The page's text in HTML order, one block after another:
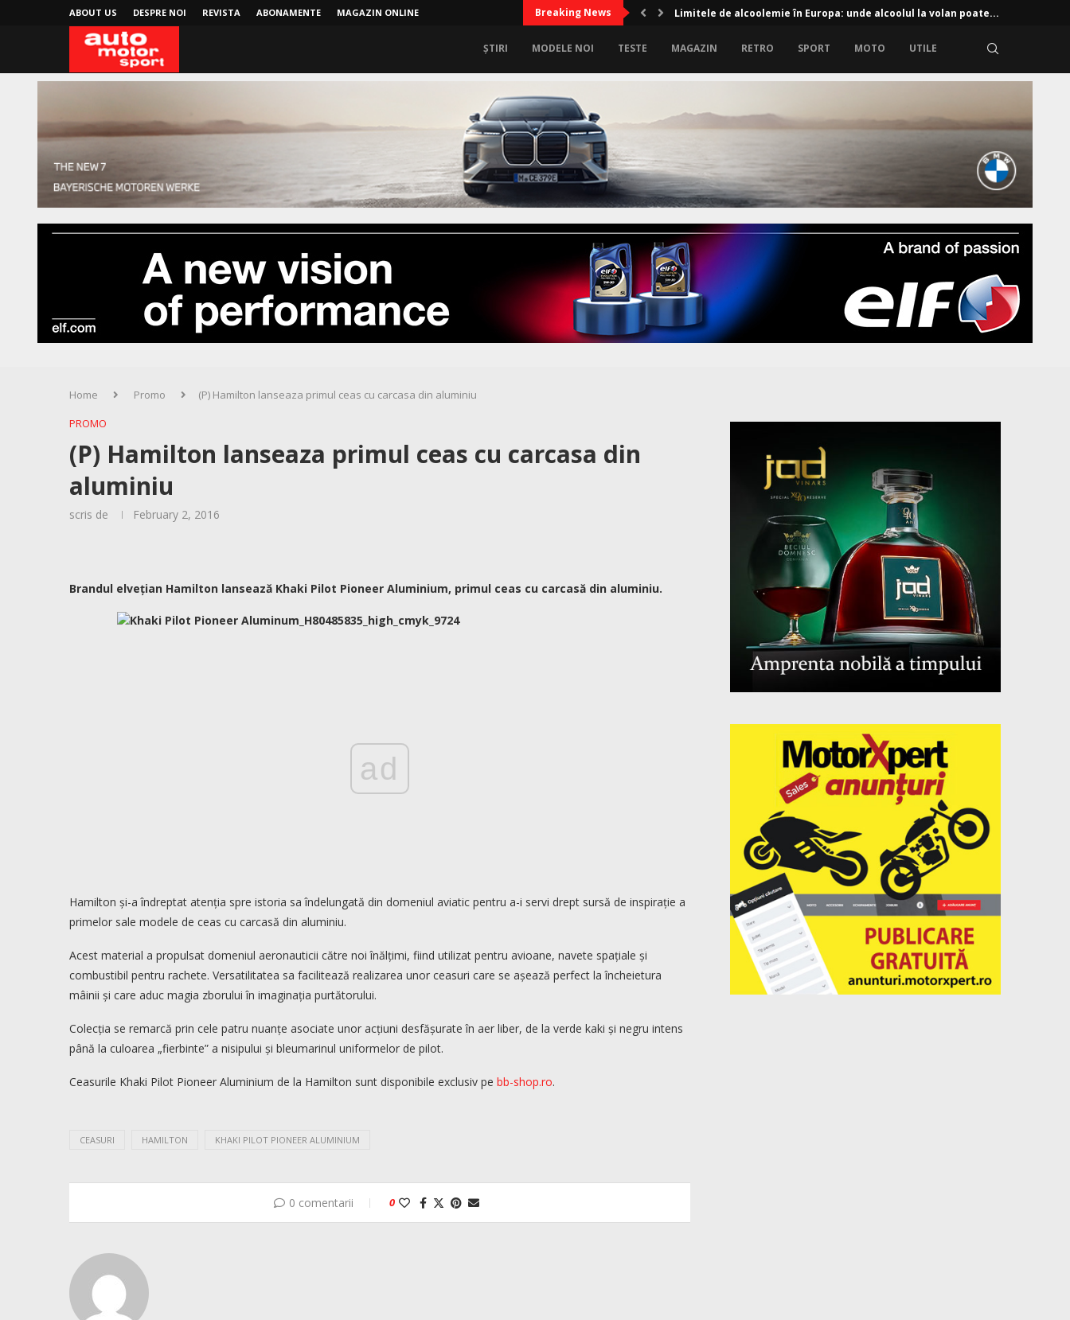
ABOUT US DESPRE NOI REVISTA ABONAMENTE MAGAZIN ONLINE Breaking News Limitele de alcoolemie în Europa: unde alcoolul la volan poate...
ȘTIRI MODELE NOI TESTE MAGAZIN RETRO SPORT MOTO UTILE
Home Promo
(P) Hamilton lanseaza primul ceas cu carcasa din aluminiu
PROMO
(P) Hamilton lanseaza primul ceas cu carcasa din
aluminiu
scris de February 2, 2016
Brandul elvețian Hamilton lansează Khaki Pilot Pioneer Aluminium, primul ceas cu carcasă din aluminiu.
ad
Hamilton și-a îndreptat atenția spre istoria sa îndelungată din domeniul aviatic pentru a-i servi drept sursă de inspirație a
primelor sale modele de ceas cu carcasă din aluminiu.
Acest material a propulsat domeniul aeronauticii către noi înălțimi, fiind utilizat pentru avioane, navete spațiale și
combustibil pentru rachete. Versatilitatea sa facilitează realizarea unor ceasuri care se așează perfect la încheietura
mâinii și care aduc magia zborului în imaginația purtătorului.
Colecția se remarcă prin cele patru nuanțe asociate unor acțiuni desfășurate în aer liber, de la verde kaki și negru intens
până la culoarea „fierbinte” a nisipului și bleumarinul uniformelor de pilot.
Ceasurile Khaki Pilot Pioneer Aluminium de la Hamilton sunt disponibile exclusiv pe bb-shop.ro.
CEASURI HAMILTON KHAKI PILOT PIONEER ALUMINIUM
0 comentarii 0